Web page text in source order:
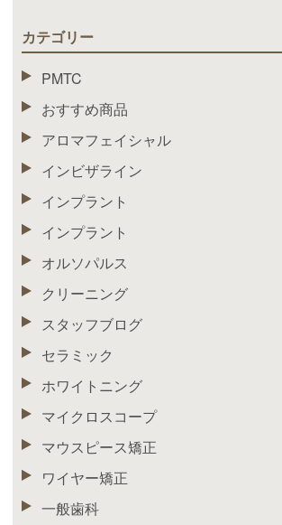
カテゴリー
PMTC
おすすめ商品
アロマフェイシャル
インビザライン
インプラント
インプラント
オルソパルス
クリーニング
スタッフブログ
セラミック
ホワイトニング
マイクロスコープ
マウスピース矯正
ワイヤー矯正
一般歯科